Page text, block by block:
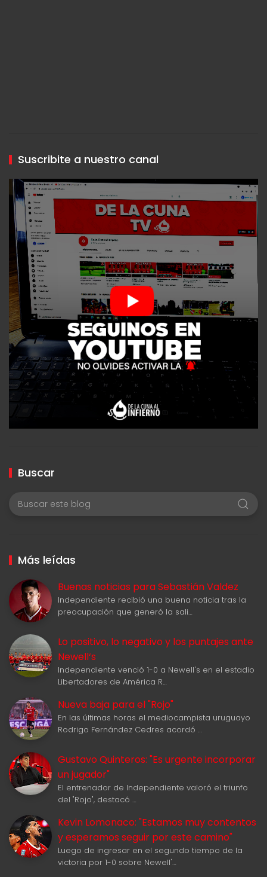
Suscribite a nuestro canal
Buscar
Más leídas
Buenas noticias para Sebastián Valdez
Independiente recibió una buena noticia tras la
preocupación que generó la sali…
Lo positivo, lo negativo y los puntajes ante
Newell‘s
Independiente venció 1-0 a Newell's en el estadio
Libertadores de América R…
Nueva baja para el "Rojo"
En las últimas horas el mediocampista uruguayo
Rodrigo Fernández Cedres acordó …
Gustavo Quinteros: "Es urgente incorporar
un jugador"
El entrenador de Independiente valoró el triunfo
del "Rojo", destacó …
Kevin Lomonaco: "Estamos muy contentos
y esperamos seguir por este camino"
Luego de ingresar en el segundo tiempo de la
victoria por 1-0 sobre Newell'…